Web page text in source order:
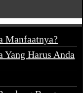
Manfaatnya?
Yang Harus Anda